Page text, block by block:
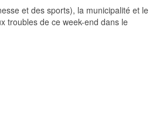
et des sports), la municipalité et le
troubles de ce week-end dans le